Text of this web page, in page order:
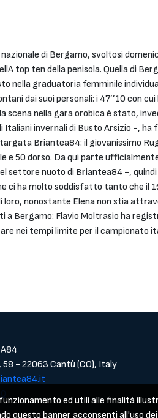
di Bergamo, svoltosi
top ten della penisola. Quella di
nella graduatoria femminile
dai suoi personali: i 47’’10 con
nella gara orobica è stato,
invernali di Busto Arsizio -,
Briantea84: il giovanissimo
50 dorso. Da qui parte
settore nuoto di Briantea84 -,
ci ha molto soddisfatto tanto che il
nonostante Elena non stia
Bergamo: Flavio Moltrasio ha
nei tempi limite per il campionato
58 - 22063 Cantù (CO), Italy
ed utili alle finalità
questo banner acconsenti all'uso